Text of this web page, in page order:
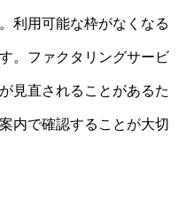
利用可能な枠がなくなる
。ファクタリングサービ
見直されることがあるた
内で確認することが大切